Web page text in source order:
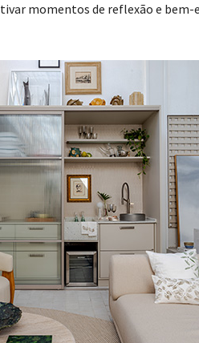
momentos de reflexão e